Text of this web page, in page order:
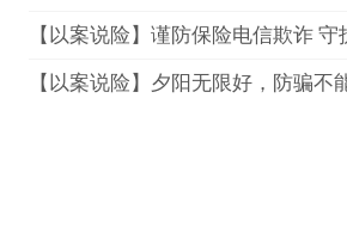
【以案说险】谨防保险电信欺诈 守
【以案说险】夕阳无限好，防骗不